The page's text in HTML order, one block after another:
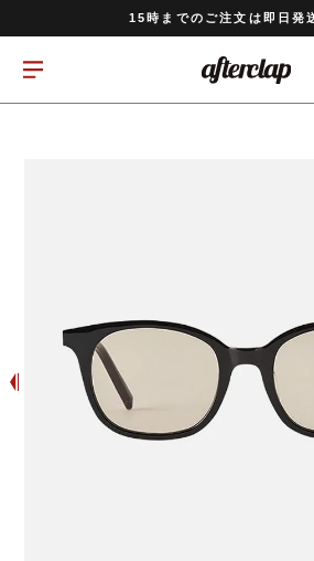
15時までのご注文は即日発